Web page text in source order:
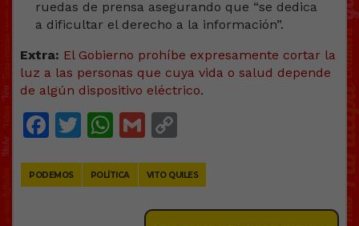
Extra: El Gobierno prohíbe expresamente cortar la
luz a las personas que cuya vida o salud depende
de algún dispositivo eléctrico.
Facebook
Twitter
WhatsApp
Gmail
PODEMOS POLÍTICA VITO QUILES